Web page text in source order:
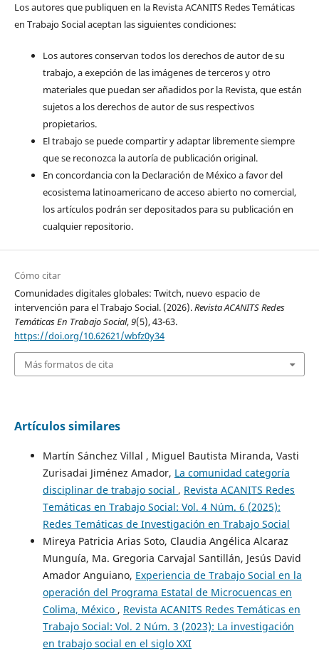
Los autores que publiquen en la Revista ACANITS Redes Temáticas
en Trabajo Social aceptan las siguientes condiciones:
Los autores conservan todos los derechos de autor de su
trabajo, a exepción de las imágenes de terceros y otro
materiales que puedan ser añadidos por la Revista, que están
sujetos a los derechos de autor de sus respectivos
propietarios.
El trabajo se puede compartir y adaptar libremente siempre
que se reconozca la autoría de publicación original.
En concordancia con la Declaración de México a favor del
ecosistema latinoamericano de acceso abierto no comercial,
los artículos podrán ser depositados para su publicación en
cualquier repositorio.
Cómo citar
Comunidades digitales globales: Twitch, nuevo espacio de
intervención para el Trabajo Social. (2026).Revista ACANITS Redes
Temáticas En Trabajo Social, 9(5), 43-63.
https://doi.org/10.62621/wbfz0y34
Más formatos de cita
Artículos similares
Martín Sánchez Villal , Miguel Bautista Miranda, Vasti
Zurisadai Jiménez Amador, La comunidad categoría
disciplinar de trabajo social , Revista ACANITS Redes
Temáticas en Trabajo Social: Vol. 4 Núm. 6 (2025):
Redes Temáticas de Investigación en Trabajo Social
Mireya Patricia Arias Soto, Claudia Angélica Alcaraz
Munguía, Ma. Gregoria Carvajal Santillán, Jesús David
Amador Anguiano, Experiencia de Trabajo Social en la
operación del Programa Estatal de Microcuencas en
Colima, México , Revista ACANITS Redes Temáticas en
Trabajo Social: Vol. 2 Núm. 3 (2023): La investigación
en trabajo social en el siglo XXI